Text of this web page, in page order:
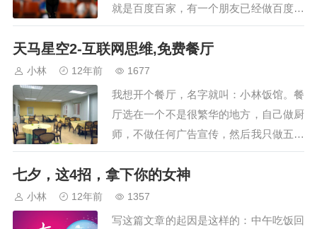
就是百度百家，有一个朋友已经做百度百
家很长时间了，据他透露，确实带来不少
收入，一天一篇文章，一月大概2-3W的
收入，他主要是做事…
天马星空2-互联网思维,免费餐厅
小林 12年前 1677
我想开个餐厅，名字就叫：小林饭馆。餐
厅选在一个不是很繁华的地方，自己做厨
师，不做任何广告宣传，然后我只做五个
包间，一个大厅，一个厨房，包间里中午
接待最多五桌客人，晚上也是；大厅的饭
菜免费提供，预计中午…
七夕，这4招，拿下你的女神
小林 12年前 1357
写这篇文章的起因是这样的：中午吃饭回